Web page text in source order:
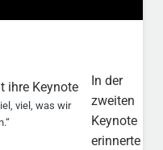
viel, was wir
In der
zweiten
Keynote
erinnerte